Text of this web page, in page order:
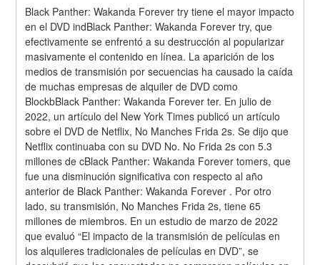
Black Panther: Wakanda Forever try tiene el mayor impacto
en el DVD indBlack Panther: Wakanda Forever try, que
efectivamente se enfrentó a su destrucción al popularizar
masivamente el contenido en línea. La aparición de los
medios de transmisión por secuencias ha causado la caída
de muchas empresas de alquiler de DVD como
BlockbBlack Panther: Wakanda Forever ter. En julio de
2022, un artículo del New York Times publicó un artículo
sobre el DVD de Netflix, No Manches Frida 2s. Se dijo que
Netflix continuaba con su DVD No. No Frida 2s con 5.3
millones de cBlack Panther: Wakanda Forever tomers, que
fue una disminución significativa con respecto al año
anterior de Black Panther: Wakanda Forever . Por otro
lado, su transmisión, No Manches Frida 2s, tiene 65
millones de miembros. En un estudio de marzo de 2022
que evaluó “El impacto de la transmisión de películas en
los alquileres tradicionales de películas en DVD”, se